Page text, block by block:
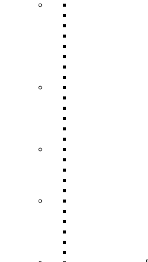
NUEVO
Rebel
Rebel
1,750.00
-
Añadir a la cesta
Detalles de producto